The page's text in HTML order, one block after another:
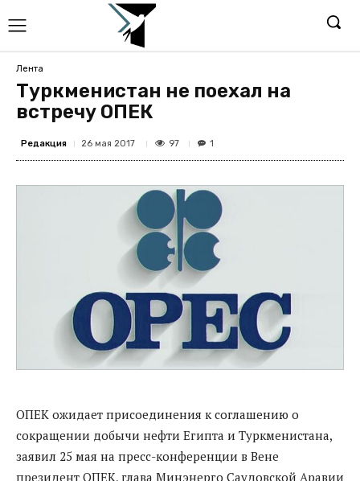
Лента
Туркменистан не поехал на
встречу ОПЕК
Редакция 26 мая 2017 97 1
ОПЕК ожидает присоединения к соглашению о
сокращении добычи нефти Египта и Туркменистана,
заявил 25 мая на пресс-конференции в Вене
президент ОПЕК, глава Минэнерго Саудовской Аравии